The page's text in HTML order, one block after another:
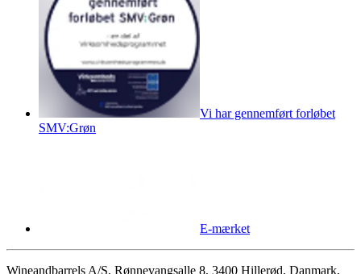
Vi har gennemført forløbet
SMV:Grøn
E-mærket
Wineandbarrels A/S, Rønnevangsalle 8, 3400 Hillerød, Danmark,